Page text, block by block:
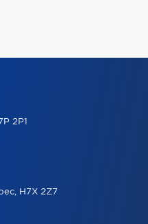
2P1
H7X 2Z7